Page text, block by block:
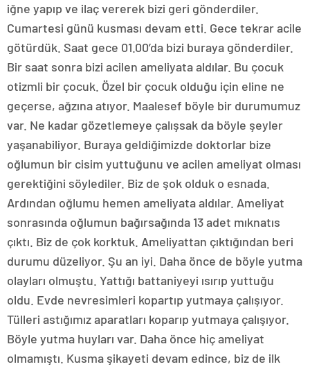
iğne yapıp ve ilaç vererek bizi geri gönderdiler.
Cumartesi günü kusması devam etti. Gece tekrar acile
götürdük. Saat gece 01.00’da bizi buraya gönderdiler.
Bir saat sonra bizi acilen ameliyata aldılar. Bu çocuk
otizmli bir çocuk. Özel bir çocuk olduğu için eline ne
geçerse, ağzına atıyor. Maalesef böyle bir durumumuz
var. Ne kadar gözetlemeye çalışsak da böyle şeyler
yaşanabiliyor. Buraya geldiğimizde doktorlar bize
oğlumun bir cisim yuttuğunu ve acilen ameliyat olması
gerektiğini söylediler. Biz de şok olduk o esnada.
Ardından oğlumu hemen ameliyata aldılar. Ameliyat
sonrasında oğlumun bağırsağında 13 adet mıknatıs
çıktı. Biz de çok korktuk. Ameliyattan çıktığından beri
durumu düzeliyor. Şu an iyi. Daha önce de böyle yutma
olayları olmuştu. Yattığı battaniyeyi ısırıp yuttuğu
oldu. Evde nevresimleri kopartıp yutmaya çalışıyor.
Tülleri astığımız aparatları koparıp yutmaya çalışıyor.
Böyle yutma huyları var. Daha önce hiç ameliyat
olmamıştı. Kusma şikayeti devam edince, biz de ilk